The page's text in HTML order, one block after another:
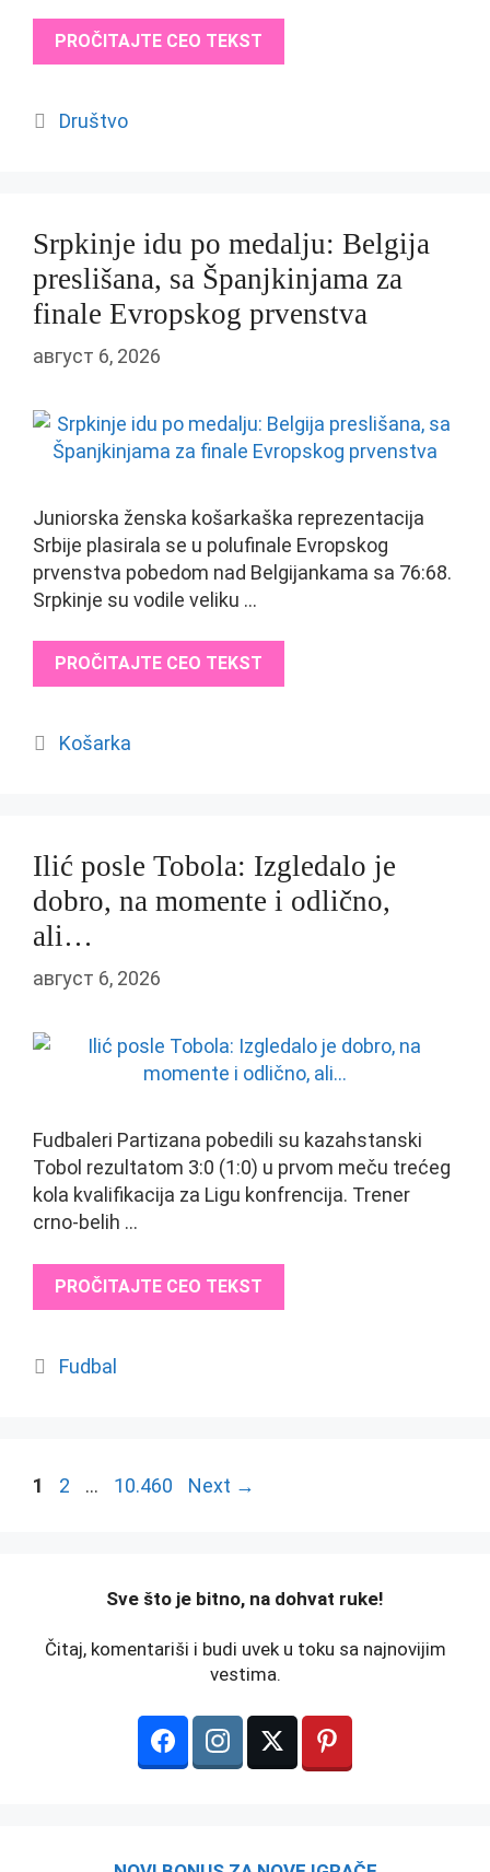
PROČITAJTE CEO TEKST
Categories
Društvo
Srpkinje idu po medalju: Belgija
preslišana, sa Španjkinjama za
finale Evropskog prvenstva
август 6, 2026
Juniorska ženska košarkaška reprezentacija
Srbije plasirala se u polufinale Evropskog
prvenstva pobedom nad Belgijankama sa 76:68.
Srpkinje su vodile veliku …
PROČITAJTE CEO TEKST
Categories
Košarka
Ilić posle Tobola: Izgledalo je
dobro, na momente i odlično,
ali…
август 6, 2026
Fudbaleri Partizana pobedili su kazahstanski
Tobol rezultatom 3:0 (1:0) u prvom meču trećeg
kola kvalifikacija za Ligu konfrencija. Trener
crno-belih …
PROČITAJTE CEO TEKST
Categories
Fudbal
Page
1 Page
2 … Page
10.460 Next →
️Sve što je bitno, na dohvat ruke!
Čitaj, komentariši i budi uvek u toku sa najnovijim
vestima.